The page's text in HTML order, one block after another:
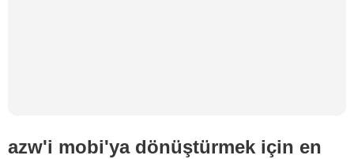
azw'i mobi'ya dönüştürmek için en